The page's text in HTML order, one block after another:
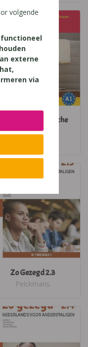
Zimmer Frei - Deutsche
im Hotel 1
Zo Gezegd 2.3
Pelckmans
volgende
externe
via